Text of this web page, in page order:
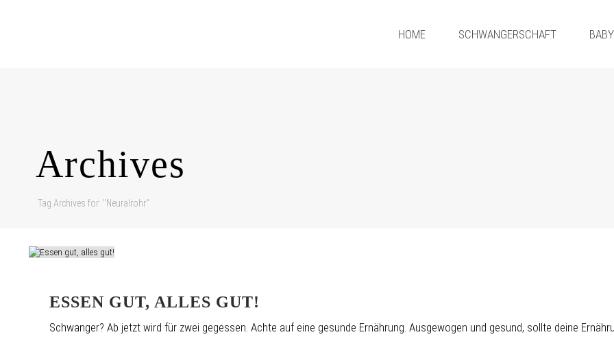
HOME SCHWANGERSCHAFT BABY
Archives
Tag Archives for: "Neuralrohr"
ESSEN GUT, ALLES GUT!
Schwanger? Ab jetzt wird für zwei gegessen. Achte auf eine gesunde Ernährung. Ausgewogen und gesund, sollte deine